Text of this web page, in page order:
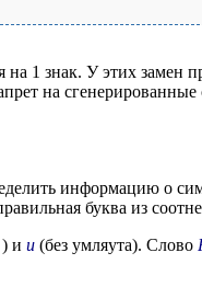
1 знак. У этих замен
на
информацию о
буква из
и u (без умляута). Слово